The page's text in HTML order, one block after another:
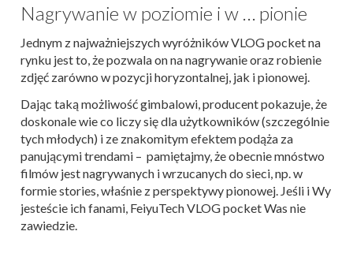
Nagrywanie w poziomie i w … pionie
Jednym z najważniejszych wyróżników VLOG pocket na
rynku jest to, że pozwala on na nagrywanie oraz robienie
zdjęć zarówno w pozycji horyzontalnej, jak i pionowej.
Dając taką możliwość gimbalowi, producent pokazuje, że
doskonale wie co liczy się dla użytkowników (szczególnie
tych młodych) i ze znakomitym efektem podąża za
panującymi trendami – pamiętajmy, że obecnie mnóstwo
filmów jest nagrywanych i wrzucanych do sieci, np. w
formie stories, właśnie z perspektywy pionowej. Jeśli i Wy
jesteście ich fanami, FeiyuTech VLOG pocket Was nie
zawiedzie.